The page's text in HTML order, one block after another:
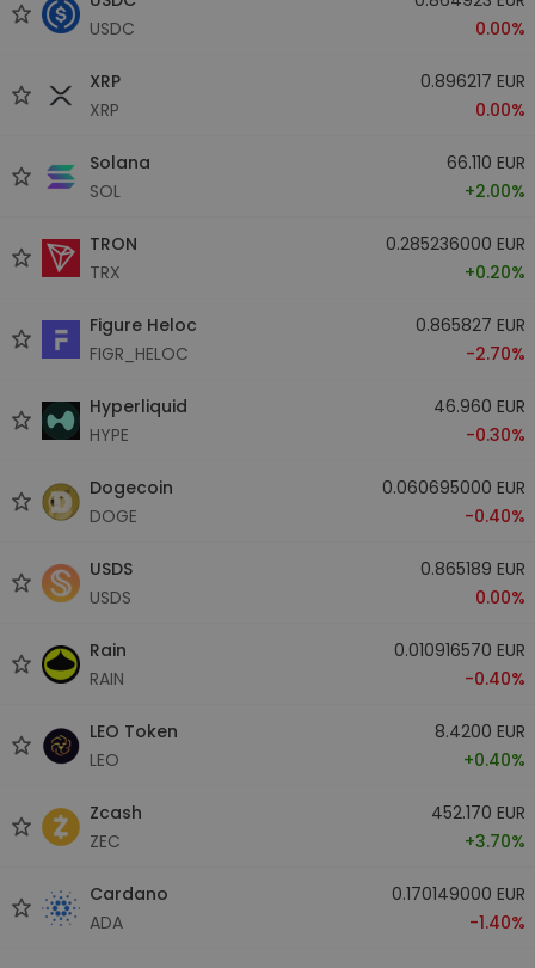
USDC
0.00%
XRP
XRP
0.896217 EUR
0.00%
Solana
SOL
66.110 EUR
+2.00%
TRON
TRX
0.285236000 EUR
+0.20%
Figure Heloc
FIGR_HELOC
0.865827 EUR
-2.70%
Hyperliquid
HYPE
46.960 EUR
-0.30%
Dogecoin
DOGE
0.060695000 EUR
-0.40%
USDS
USDS
0.865189 EUR
0.00%
Rain
RAIN
0.010916570 EUR
-0.40%
LEO Token
LEO
8.4200 EUR
+0.40%
Zcash
ZEC
452.170 EUR
+3.70%
Cardano
ADA
0.170149000 EUR
-1.40%